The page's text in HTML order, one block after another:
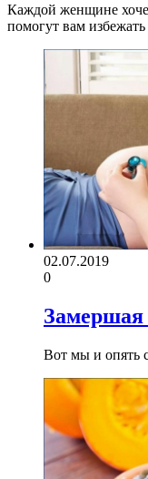
Каждой женщине
помогут вам
02.07.2019
0
Замершая
Вот мы и опять